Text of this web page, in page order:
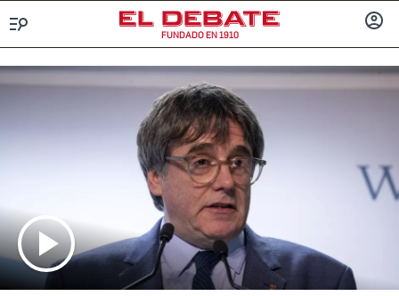
FUNDADO EN 1910